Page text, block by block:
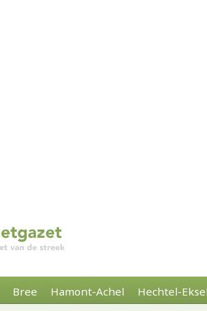
Bree Hamont-Achel Hechtel-